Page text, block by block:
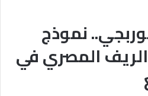
نموذج
المصري في